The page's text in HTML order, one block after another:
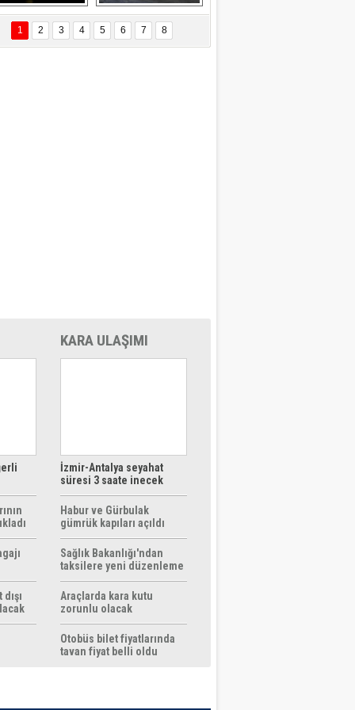
ÖZYANIK
Değişti?
Delta uçağına
yıldırım çarptı
Ford Focus RS
(2015)
1 2 3 4 5 6 7 8
KARA ULAŞIMI
İzmir-Antalya seyahat
süresi 3 saate inecek
Habur ve Gürbulak
gümrük kapıları açıldı
Sağlık Bakanlığı'ndan
taksilere yeni düzenleme
Araçlarda kara kutu
zorunlu olacak
Otobüs bilet fiyatlarında
tavan fiyat belli oldu